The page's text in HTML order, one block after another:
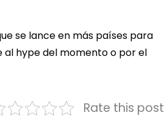
se lance en más países para
al hype del momento o por el
Rate this post